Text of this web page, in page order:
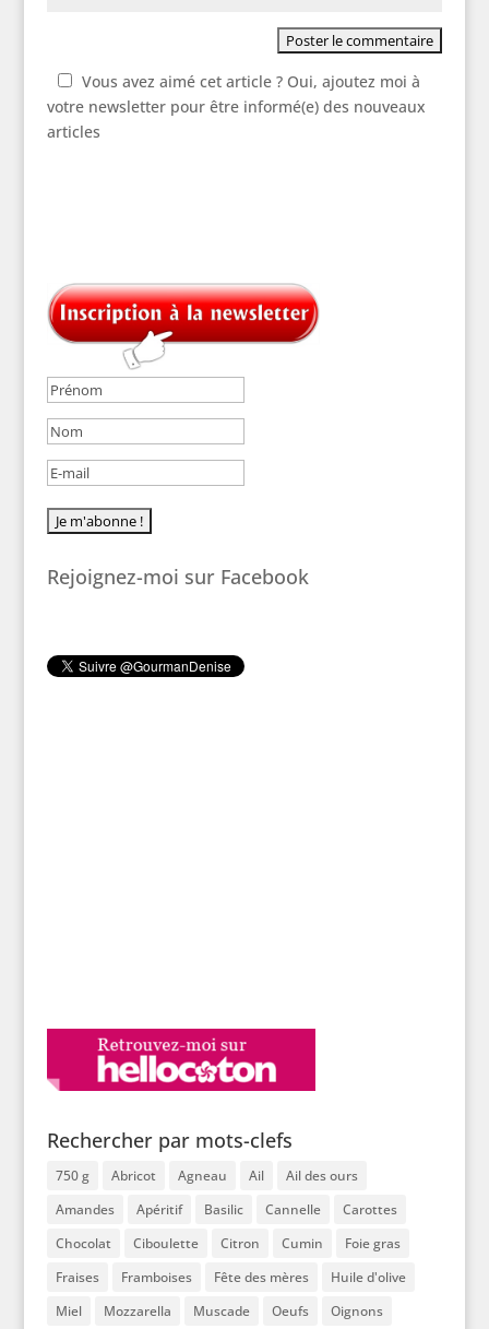
Vous avez aimé cet article ? Oui, ajoutez moi à
votre newsletter pour être informé(e) des nouveaux
articles
Rejoignez-moi sur Facebook
Rechercher par mots-clefs
750 g Abricot Agneau Ail
Ail des ours
Amandes
Apéritif Basilic Cannelle
Carottes
Chocolat
Ciboulette Citron Cumin
Foie gras
Fraises
Framboises Fête des mères
Huile d'olive
Miel
Mozzarella Muscade Oeufs Oignons